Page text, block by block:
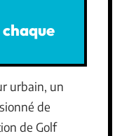
urbain, un
de
de Golf